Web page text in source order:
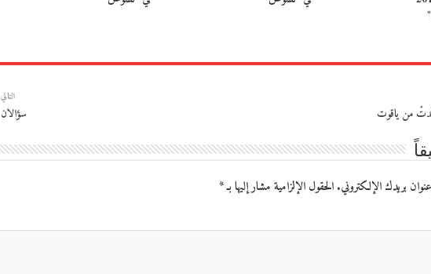
من ياقوت
التالي
سؤالان
بريدك الإلكتروني. الحقول الإلزامية مشار إليها بـ*